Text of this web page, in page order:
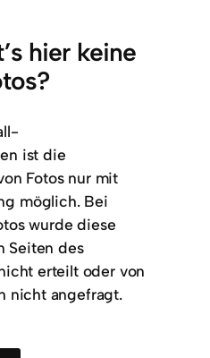
hier keine
ist die
Fotos nur mit
möglich. Bei
wurde diese
Seiten des
erteilt oder von
nicht angefragt.